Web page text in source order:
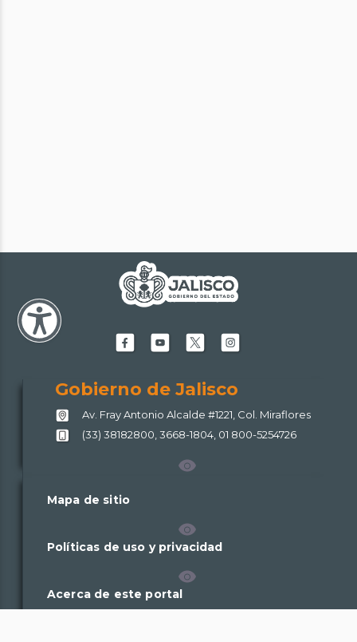
Facebook
Gobierno
de
Jalisco
Youtube
Gobierno
de
Jalisco
X
Gobierno
de
Jalisco
Instagram
de
Jalisco
Gobierno de Jalisco
Av. Fray Antonio Alcalde #1221, Col. Miraflores
(33) 38182800, 3668-1804, 01 800-5254726
Mapa de sitio
Políticas de uso y privacidad
Acerca de este portal